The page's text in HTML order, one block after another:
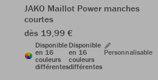
JAKO Maillot Power manches
courtes
dès 19,99 €
Disponible
en 16
couleurs
différentes
Disponible
en 16
couleurs
différentes
Personnalisable